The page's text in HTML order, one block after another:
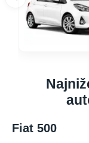
Fiat 500